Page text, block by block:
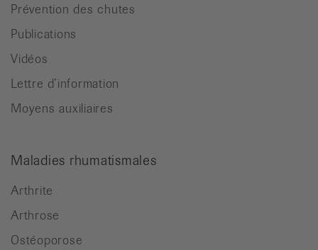
Prévention des chutes
Publications
Vidéos
Lettre d’information
Moyens auxiliaires
Maladies rhumatismales
Arthrite
Arthrose
Ostéoporose